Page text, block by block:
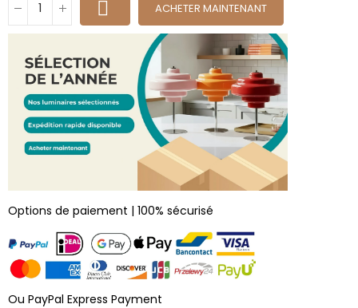
ACHETER MAINTENANT
Options de paiement | 100% sécurisé
Ou PayPal Express Payment